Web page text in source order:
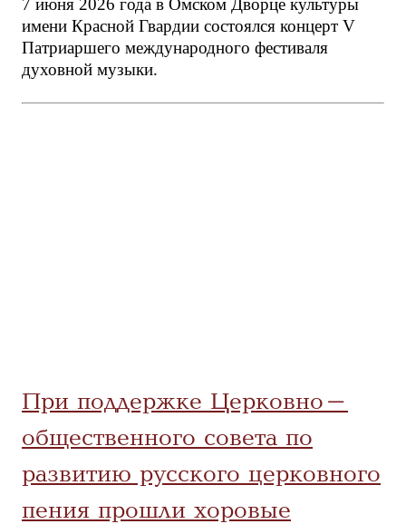
7 июня 2026 года в Омском Дворце культуры
имени Красной Гвардии состоялся концерт V
Патриаршего международного фестиваля
духовной музыки.
При поддержке Церковно-
общественного совета по
развитию русского церковного
пения прошли хоровые